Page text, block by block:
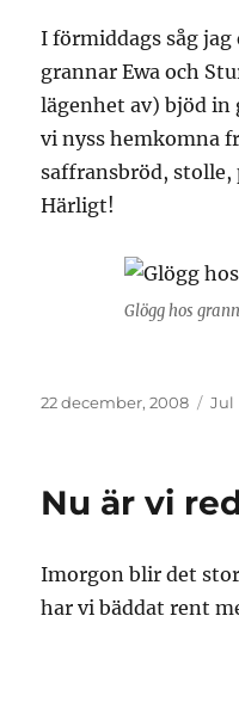
I förmiddags såg jag
grannar Ewa och
lägenhet av) bjöd in
vi nyss hemkomna
saffransbröd, stolle,
Härligt!
Glögg hos
Publicerat
22 december, 2008 Jul
Nu är vi
Imorgon blir det
har vi bäddat rent